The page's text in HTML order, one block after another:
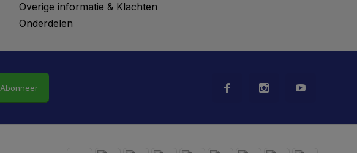
Overige informatie & Klachten
Onderdelen
Abonneer